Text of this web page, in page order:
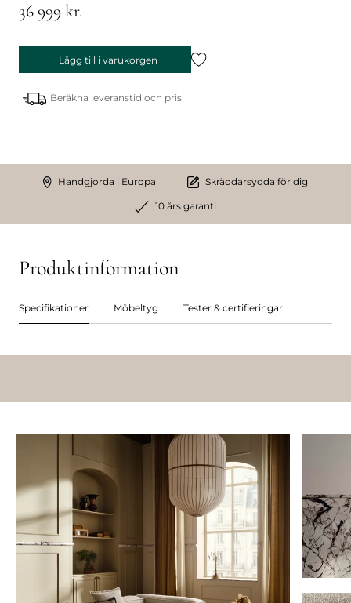
36 999 kr.
Lägg till i varukorgen
Beräkna leveranstid och pris
Handgjorda i Europa Skräddarsydda för dig
10 års garanti
Produktinformation
Specifikationer Möbeltyg Tester & certifieringar